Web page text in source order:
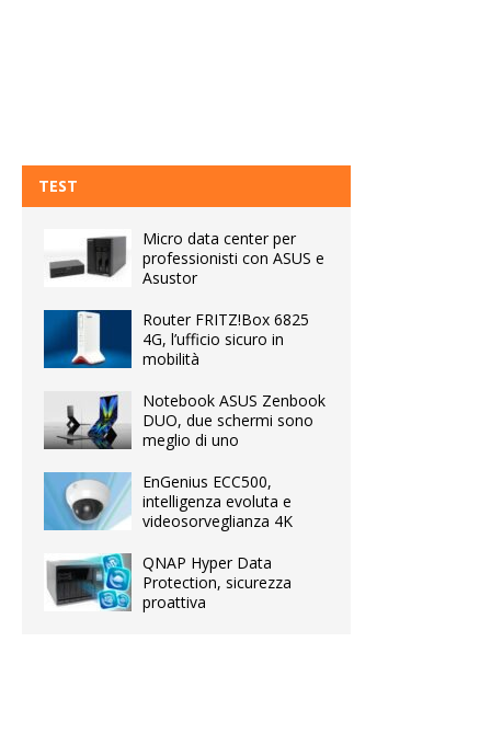
TEST
Micro data center per
professionisti con ASUS e
Asustor
Router FRITZ!Box 6825
4G, l’ufficio sicuro in
mobilità
Notebook ASUS Zenbook
DUO, due schermi sono
meglio di uno
EnGenius ECC500,
intelligenza evoluta e
videosorveglianza 4K
QNAP Hyper Data
Protection, sicurezza
proattiva